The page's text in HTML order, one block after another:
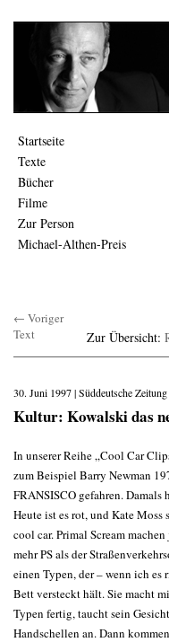
Startseite
Texte
Bücher
Filme
Zur Person
Michael-Althen-Preis
← Voriger
Text
Zur Übersicht:
30. Juni 1997 | Süddeutsche Zeitung
Kultur: Kowalski das
In unserer Reihe „Cool Car
zum Beispiel Barry Newman
FRANSISCO gefahren.
Heute ist es rot, und Kate
cool car. Primal Scream
mehr PS als der
einen Typen, der – wenn ich es
Bett versteckt hält. Sie macht
Typen fertig, taucht sein
Handschellen an. Dann